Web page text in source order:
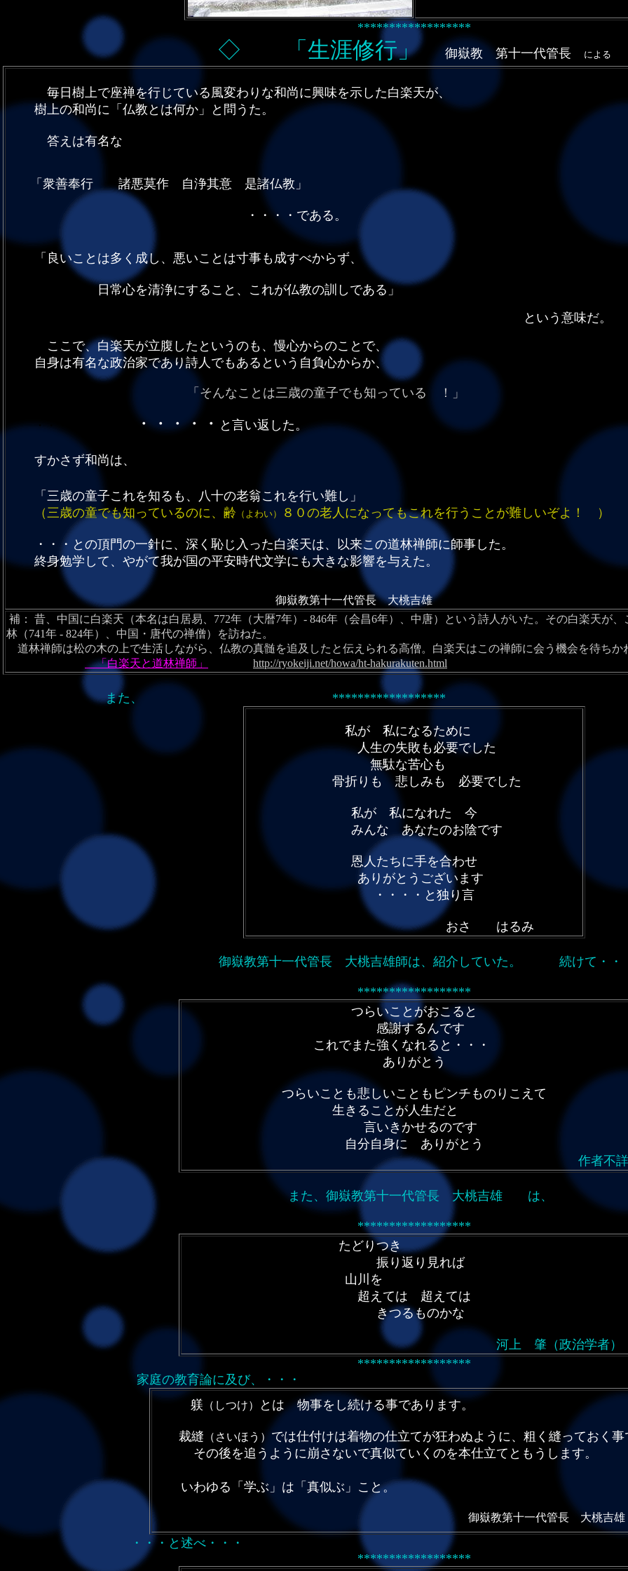
******************
◇ 「生涯修行」 御嶽教 第十一代管長 による
毎日樹上で座禅を行じている風変わりな和尚に興味を示した白楽天が、
樹上の和尚に「仏教とは何か」と問うた。
答えは有名な
「衆善奉行 諸悪莫作 自浄其意 是諸仏教」
・・・・である。
「良いことは多く成し、悪いことは寸事も成すべからず、
日常心を清浄にすること、これが仏教の訓しである」
という意味だ。
ここで、白楽天が立腹したというのも、慢心からのことで、
自身は有名な政治家であり詩人でもあるという自負心からか、
「そんなことは三歳の童子でも知っている ！」
・・・・・・・・・ ・・・・・ と言い返した。
すかさず和尚は、
「三歳の童子これを知るも、八十の老翁これを行い難し」
（三歳の童でも知っているのに、齢 （よわい） ８０の老人になってもこれを行うことが難しいぞよ！ ）
・・・との頂門の一針に、深く恥じ入った白楽天は、以来この道林禅師に師事した。
終身勉学して、やがて我が国の平安時代文学にも大きな影響を与えた。
御嶽教第十一代管長 大桃吉雄
補： 昔、中国に白楽天（本名は白居易、772年（大暦7年）- 846年（会昌6年）、中唐）という詩人がいた。その白楽天が
林（741年 - 824年）、中国・唐代の禅僧）を訪ねた。
道林禅師は松の木の上で生活しながら、仏教の真髄を追及したと伝えられる高僧。白楽天はこの禅師に会う機会を待ちか
「白楽天と道林禅師」
http://ryokeiji.net/howa/ht-hakurakuten.html
また、
私が 私になるために
人生の失敗も必要でした
無駄な苦心も
骨折りも 悲しみも 必要でした
私が 私になれた 今
みんな あなたのお陰です
恩人たちに手を合わせ
ありがとうございます
・・・・と独り言
おさ はるみ
御嶽教第十一代管長 大桃吉雄師は、紹介していた。 続けて・・
******************
つらいことがおこると
感謝するんです
これでまた強くなれると・・・
ありがとう
つらいことも悲しいこともピンチものりこえて
生きることが人生だと
言いきかせるのです
自分自身に ありがとう
作者不詳
また、御嶽教第十一代管長 大桃吉雄 は、
******************
たどりつき
振り返り見れば
山川を
超えては 超えては
きつるものかな
河上 肇（政治学者）
******************
家庭の教育論に及び、・
躾 （しつけ） とは 物事をし続ける事であります
裁縫 （さいほう） では仕付けは着物の仕立てが狂わぬように、粗く縫っておく事
その後を追うように崩さないで真似ていくのを本仕立てともうします
いわゆる「学ぶ」は「真似ぶ」こと。
御嶽教第十一代管長 大桃吉雄
・・・と述べ・
******************